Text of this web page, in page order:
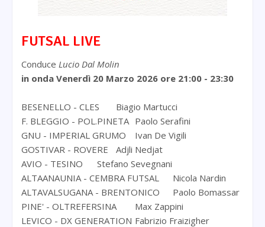
FUTSAL LIVE
Conduce Lucio Dal Molin
in onda Venerdì 20 Marzo 2026 ore 21:00 - 23:30
BESENELLO - CLES
Biagio Martucci
F. BLEGGIO - POL.PINETA Paolo Serafini
GNU - IMPERIAL GRUMO
Ivan De Vigili
GOSTIVAR - ROVERE
Adjli Nedjat
AVIO - TESINO
Stefano Sevegnani
ALTAANAUNIA - CEMBRA FUTSAL
Nicola Nardin
ALTAVALSUGANA - BRENTONICO
Paolo Bomassar
PINE' - OLTREFERSINA
Max Zappini
LEVICO - DX GENERATION Fabrizio Fraizigher